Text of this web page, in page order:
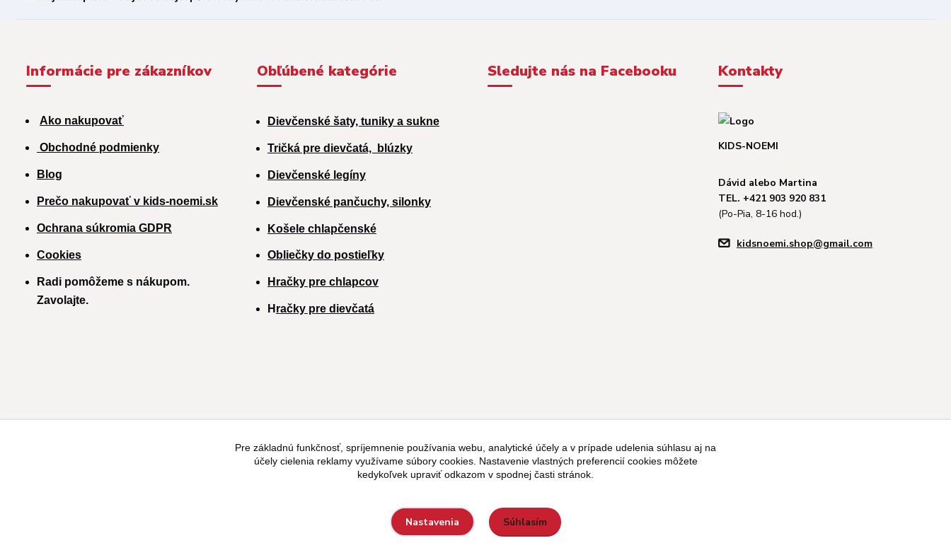
Informácie pre zákazníkov
Ako nakupovať
Obchodné podmienky
Blog
Prečo nakupovať v kids-noemi.sk
Ochrana súkromia GDPR
Cookies
Radi pomôžeme s nákupom.
Zavolajte.
Obľúbené kategórie
Dievčenské šaty, tuniky a sukne
Tričká pre dievčatá, blúzky
Dievčenské legíny
Dievčenské pančuchy, silonky
Košele chlapčenské
Obliečky do postieľky
Hračky pre chlapcov
H račky pre dievčatá
Sledujte nás na Facebooku Kontakty
KIDS-NOEMI
Dávid alebo Martina
TEL. +421 903 920 831
(Po-Pia, 8-16 hod.)
kidsnoemi.shop@gmail.com
Pre základnú funkčnosť, spríjemnenie používania webu, analytické účely a v prípade udelenia súhlasu aj na
účely cielenia reklamy využívame súbory cookies. Nastavenie vlastných preferencií cookies môžete
kedykoľvek upraviť odkazom v spodnej časti stránok.
Nastavenia Súhlasím